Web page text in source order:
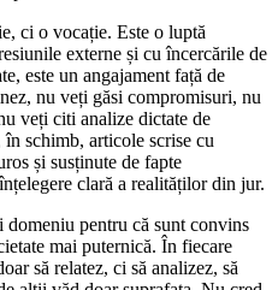
ci o vocație. Este o luptă
externe și cu încercările de
este un angajament față de
nu veți găsi compromisuri, nu
veți citi analize dictate de
schimb, articole scrise cu
și susținute de fapte
clară a realităților din jur.
domeniu pentru că sunt convins
mai puternică. În fiecare
să relatez, ci să analizez, să